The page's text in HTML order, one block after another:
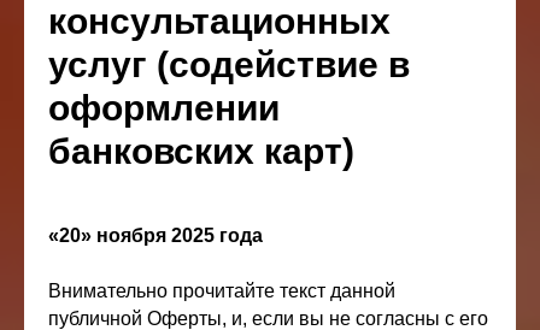
консультационных
услуг (содействие в
оформлении
банковских карт)
«20» ноября 2025 года
Внимательно прочитайте текст данной
публичной Оферты, и, если вы не согласны с его